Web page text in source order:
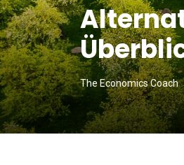
The Economics Coach